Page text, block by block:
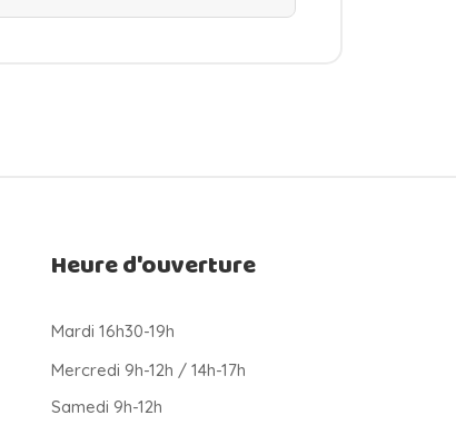
Heure d'ouverture
Mardi 16h30-19h
Mercredi 9h-12h / 14h-17h
Samedi 9h-12h